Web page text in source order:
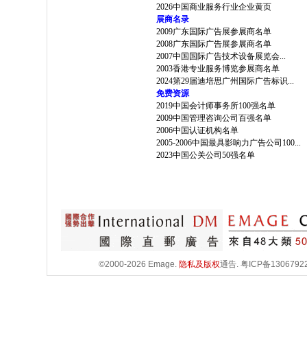
2026中国商业服务行业企业黄页
展商名录
2009广东国际广告展参展商名单
2008广东国际广告展参展商名单
2007中国国际广告技术设备展览会...
2003香港专业服务博览参展商名单
2024第29届迪培思广州国际广告标识...
免费资源
2019中国会计师事务所100强名单
2009中国管理咨询公司百强名单
2006中国认证机构名单
2005-2006中国最具影响力广告公司100...
2023中国公关公司50强名单
©2000-2026 Emage. 隐私及版权通告. 粤ICP备